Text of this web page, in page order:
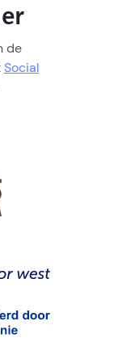
de
Social